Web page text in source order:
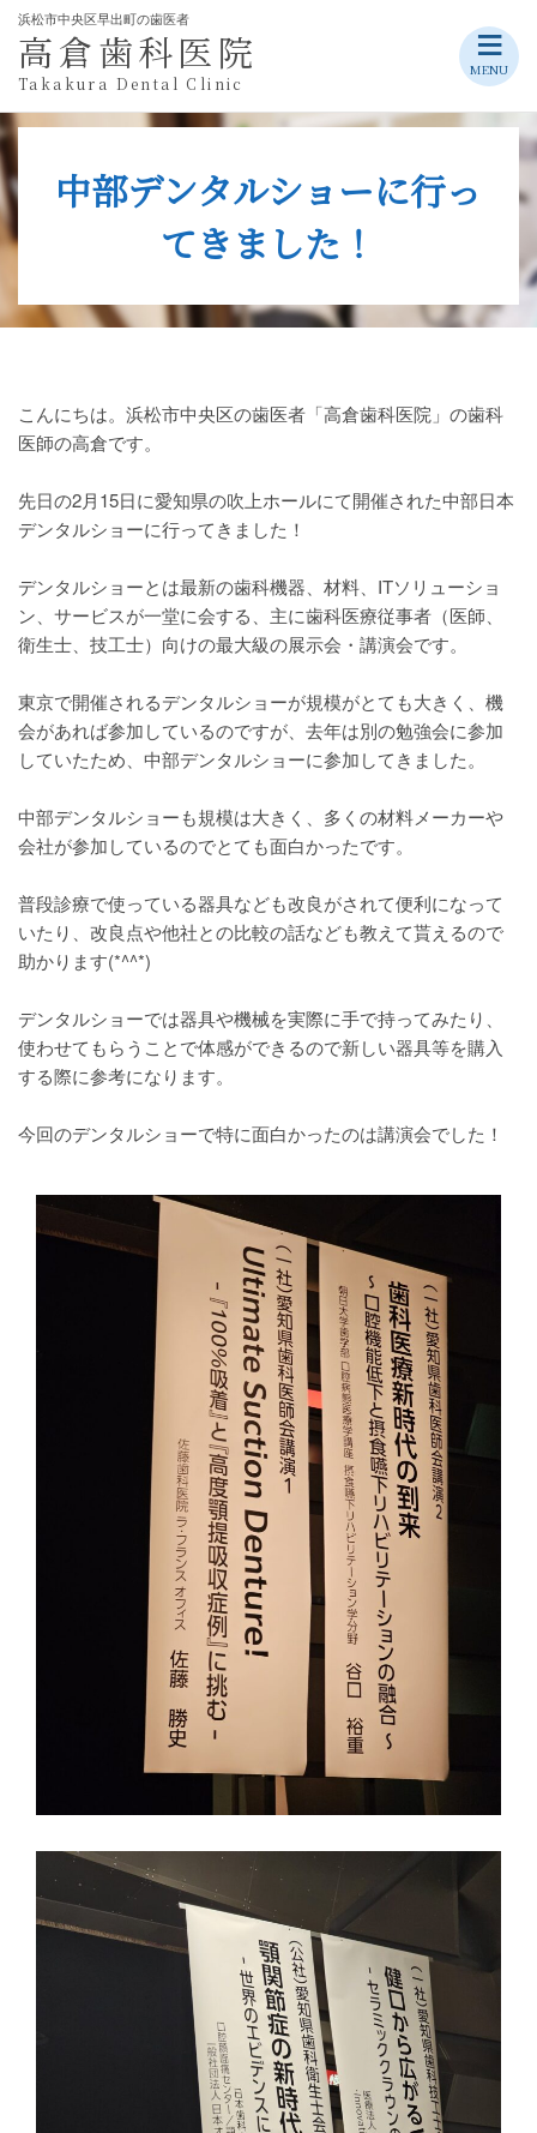
Skip
content
浜松市中央区早出町の歯医者
高倉歯科医院
Takakura Dental Clinic
≡
MENU
中部デンタルショーに行っ
てきました！
こんにちは。浜松市中央区の歯医者「高倉歯科医院」の歯科
医師の高倉です。
先日の2月15日に愛知県の吹上ホールにて開催された中部日本
デンタルショーに行ってきました！
デンタルショーとは最新の歯科機器、材料、ITソリューショ
ン、サービスが一堂に会する、主に歯科医療従事者（医師、
衛生士、技工士）向けの最大級の展示会・講演会です。
東京で開催されるデンタルショーが規模がとても大きく、機
会があれば参加しているのですが、去年は別の勉強会に参加
していたため、中部デンタルショーに参加してきました。
中部デンタルショーも規模は大きく、多くの材料メーカーや
会社が参加しているのでとても面白かったです。
普段診療で使っている器具なども改良がされて便利になって
いたり、改良点や他社との比較の話なども教えて貰えるので
助かります(*^^*)
デンタルショーでは器具や機械を実際に手で持ってみたり、
使わせてもらうことで体感ができるので新しい器具等を購入
する際に参考になります。
今回のデンタルショーで特に面白かったのは講演会でした！